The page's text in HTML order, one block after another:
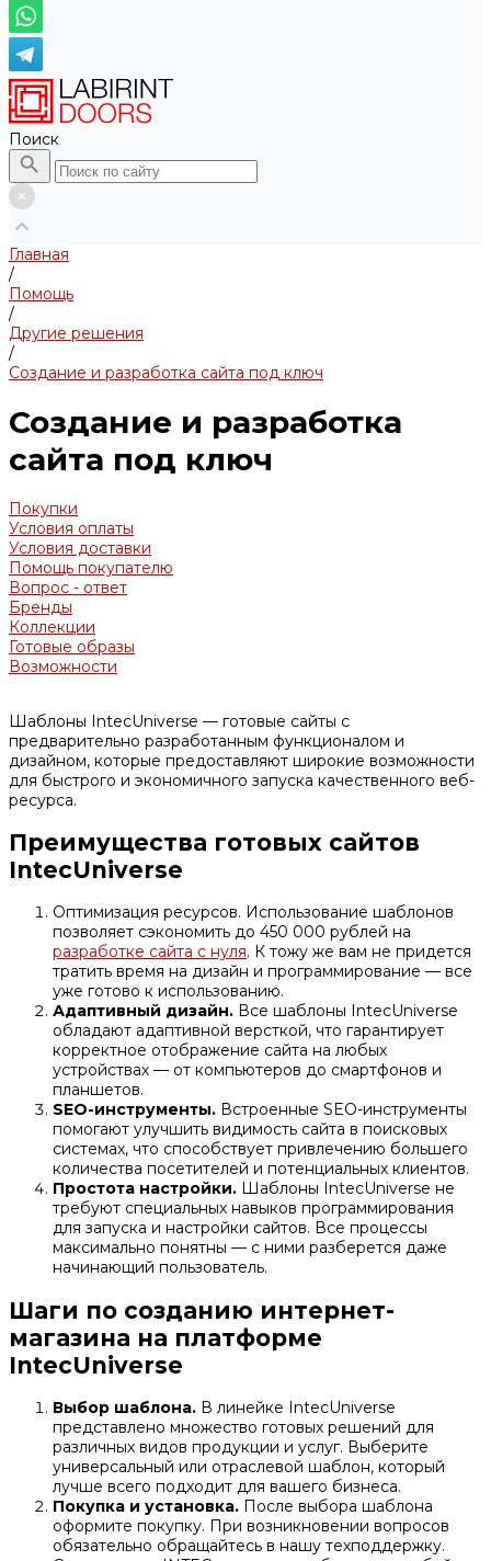
Поиск
Главная
/
Помощь
/
Другие решения
/
Создание и разработка сайта под ключ
Создание и разработка
сайта под ключ
Покупки
Условия оплаты
Условия доставки
Помощь покупателю
Вопрос - ответ
Бренды
Коллекции
Готовые образы
Возможности
Шаблоны IntecUniverse — готовые сайты с
предварительно разработанным функционалом и
дизайном, которые предоставляют широкие возможности
для быстрого и экономичного запуска качественного веб-
ресурса.
Преимущества готовых сайтов
IntecUniverse
Оптимизация ресурсов. Использование шаблонов
позволяет сэкономить до 450 000 рублей на
разработке сайта с нуля. К тожу же вам не придется
тратить время на дизайн и программирование — все
уже готово к использованию.
Адаптивный дизайн. Все шаблоны IntecUniverse
обладают адаптивной версткой, что гарантирует
корректное отображение сайта на любых
устройствах — от компьютеров до смартфонов и
планшетов.
SEO-инструменты. Встроенные SEO-инструменты
помогают улучшить видимость сайта в поисковых
системах, что способствует привлечению большего
количества посетителей и потенциальных клиентов.
Простота настройки. Шаблоны IntecUniverse не
требуют специальных навыков программирования
для запуска и настройки сайтов. Все процессы
максимально понятны — с ними разберется даже
начинающий пользователь.
Шаги по созданию интернет-
магазина на платформе
IntecUniverse
Выбор шаблона. В линейке IntecUniverse
представлено множество готовых решений для
различных видов продукции и услуг. Выберите
универсальный или отраслевой шаблон, который
лучше всего подходит для вашего бизнеса.
Покупка и установка. После выбора шаблона
оформите покупку. При возникновении вопросов
обязательно обращайтесь в нашу техподдержку.